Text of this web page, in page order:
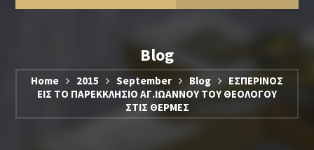
Blog
Home 2015 September Blog
ΕΣΠΕΡΙΝΟΣ
ΕΙΣ ΤΟ ΠΑΡΕΚΚΛΗΣΙΟ ΑΓ.ΙΩΑΝΝΟΥ ΤΟΥ ΘΕΟΛΟΓΟΥ
ΣΤΙΣ ΘΕΡΜΕΣ